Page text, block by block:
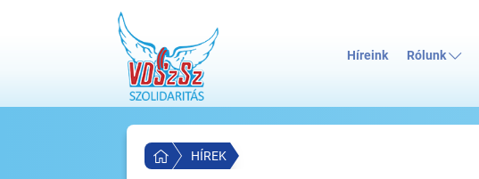
Híreink Rólunk
HÍREK